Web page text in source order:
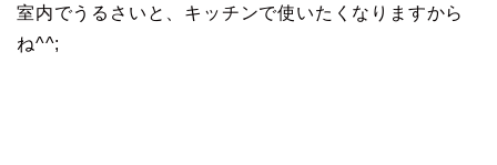
室内でうるさいと、キッチンで使いたくなりますから
ね^^;